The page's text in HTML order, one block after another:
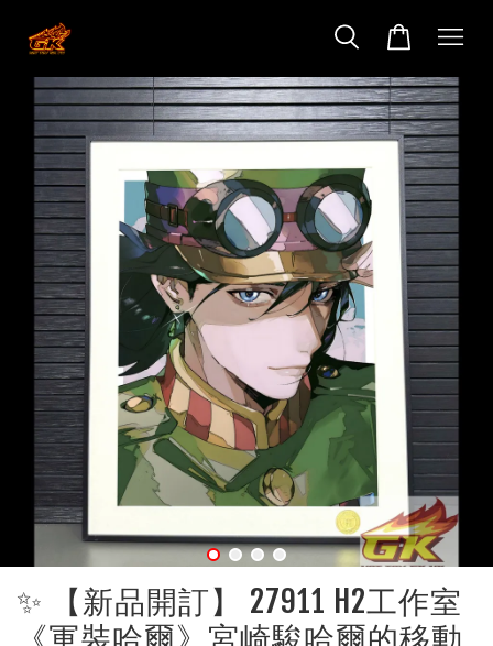
✨ 【新品開訂】 27911 H2工作室
《軍裝哈爾》宮崎駿哈爾的移動